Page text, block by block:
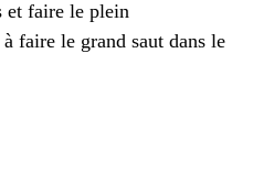
et faire le plein
faire le grand saut dans le